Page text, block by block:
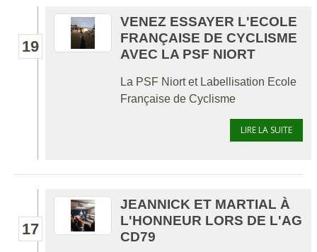
19
VENEZ ESSAYER L'ECOLE
FRANÇAISE DE CYCLISME
AVEC LA PSF NIORT
La PSF Niort et Labellisation Ecole
Française de Cyclisme
LIRE LA SUITE
17
JEANNICK ET MARTIAL À
L'HONNEUR LORS DE L'AG
CD79